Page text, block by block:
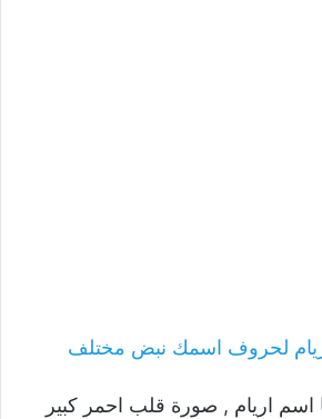
لحروف اسمك نبض مختلف
اريام , صورة قلب احمر كبير